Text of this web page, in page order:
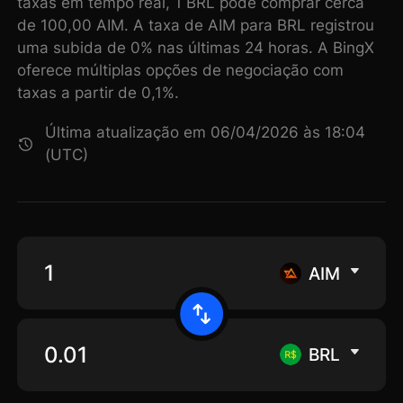
de 100,00 AIM. A taxa de AIM para BRL registrou
uma subida de 0% nas últimas 24 horas. A BingX
oferece múltiplas opções de negociação com
taxas a partir de 0,1%.
Última atualização em 06/04/2026 às 18:04
(UTC)
AIM
BRL